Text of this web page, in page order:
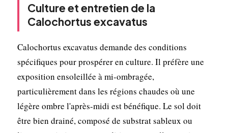
Culture et entretien de la
Calochortus excavatus
Calochortus excavatus demande des conditions
spécifiques pour prospérer en culture. Il préfère une
exposition ensoleillée à mi-ombragée,
particulièrement dans les régions chaudes où une
légère ombre l'après-midi est bénéfique. Le sol doit
être bien drainé, composé de substrat sableux ou